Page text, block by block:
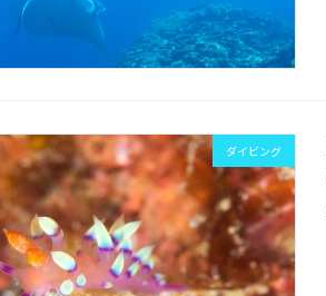
ダイビング